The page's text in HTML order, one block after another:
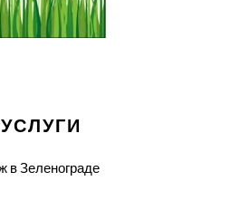
в Зеленограде